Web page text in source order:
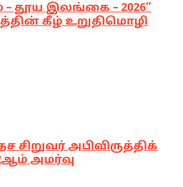
தூய இலங்கை – 2026”
கீழ் உறுதிமொழி
சிறுவர் அபிவிருத்திக்
அமர்வு